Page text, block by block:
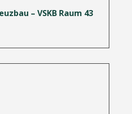
– VSKB Raum 43